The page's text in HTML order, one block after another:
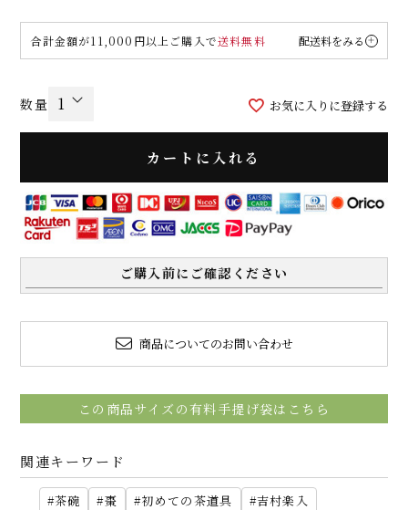
合計金額が11,000円以上ご購入で送料無料 配送料をみる
お気に入りに登録する
カートに入れる
ご購入前にご確認ください
商品についてのお問い合わせ
この商品サイズの有料手提げ袋はこちら
関連キーワード
茶碗 棗 初めての茶道具
吉村楽入